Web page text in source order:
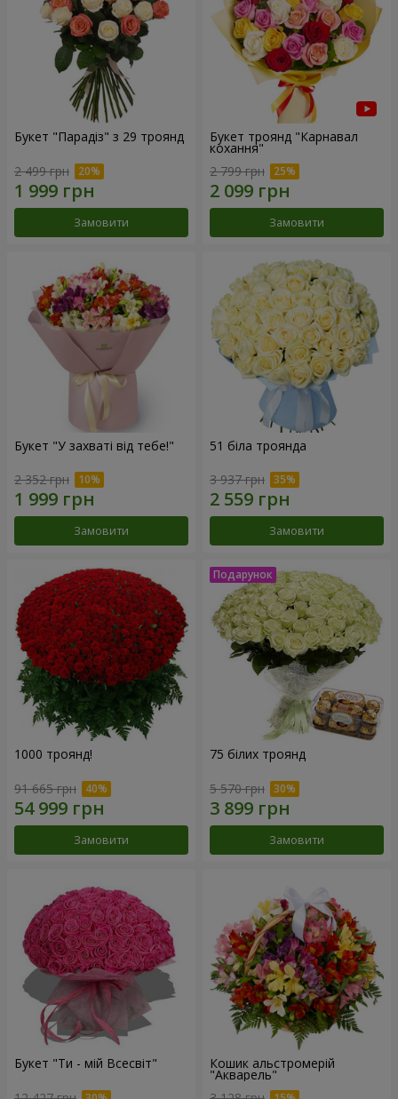
Букет "Парадіз" з 29 троянд
2 499 грн
Замовити
Букет троянд "Карнавал
кохання"
2 799 грн
Замовити
Букет "У захваті від тебе!"
2 352 грн
Замовити
51 біла троянда
3 937 грн
Замовити
1000 троянд!
91 665 грн
Замовити
75 білих троянд
5 570 грн
Замовити
Букет "Ти - мій Всесвіт" Кошик альстромерій
"Акварель"